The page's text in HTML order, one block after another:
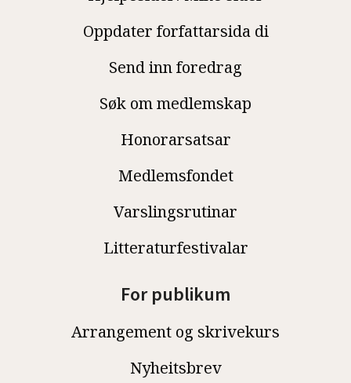
Oppdater forfattarsida di
Send inn foredrag
Søk om medlemskap
Honorarsatsar
Medlemsfondet
Varslingsrutinar
Litteraturfestivalar
For publikum
Arrangement og skrivekurs
Nyheitsbrev